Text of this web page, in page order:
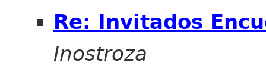
Re: Invitados
Inostroza